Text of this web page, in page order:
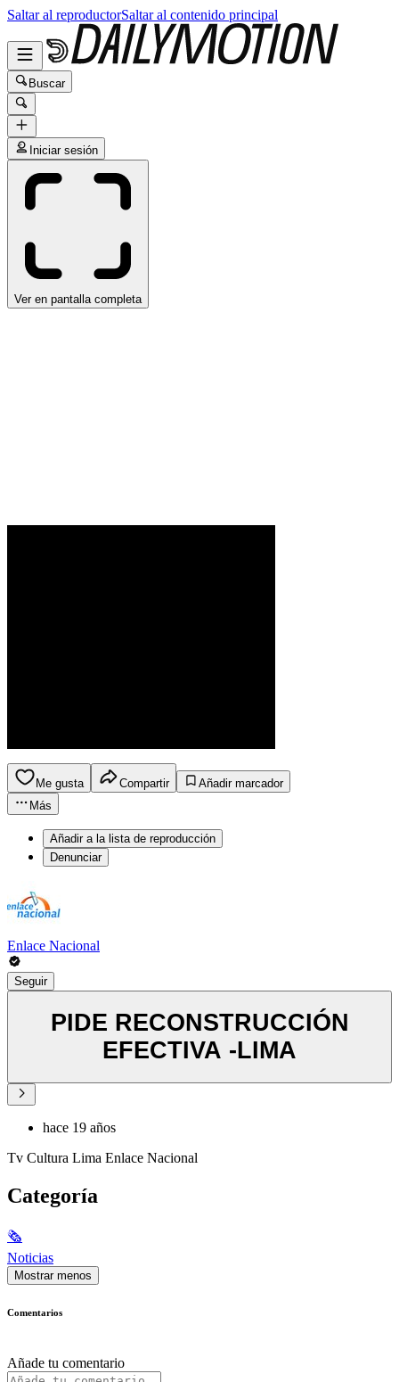
Saltar al reproductorSaltar al contenido principal
Buscar
Iniciar sesión
Ver en pantalla completa
Me gusta Compartir
Añadir marcador
Más
Añadir a la lista de reproducción
Denunciar
Enlace Nacional
Seguir
PIDE RECONSTRUCCIÓN
EFECTIVA -LIMA
hace 19 años
Tv Cultura Lima Enlace Nacional
Categoría
🗞
Noticias
Mostrar menos
Comentarios
Añade tu comentario